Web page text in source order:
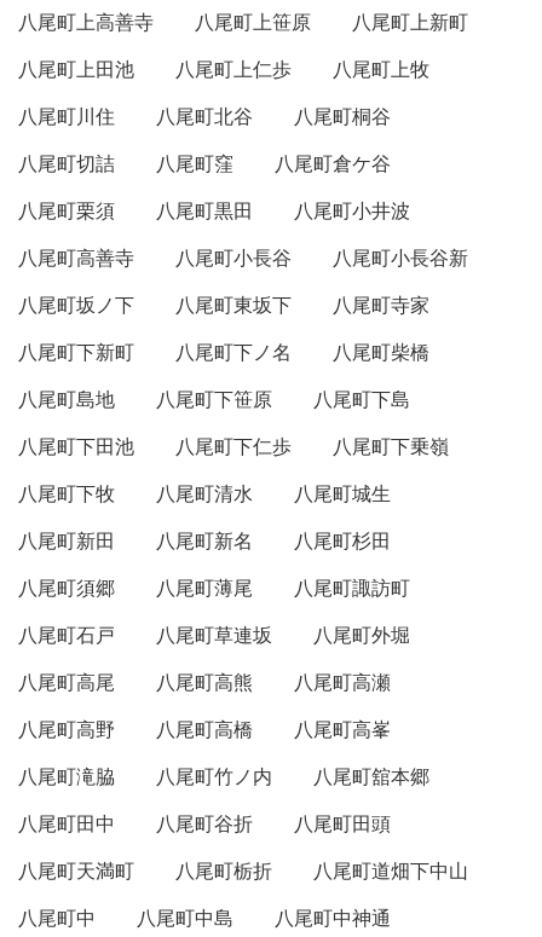
八尾町上高善寺
八尾町上笹原
八尾町上新町
八尾町上田池
八尾町上仁歩
八尾町上牧
八尾町川住
八尾町北谷
八尾町桐谷
八尾町切詰
八尾町窪
八尾町倉ケ谷
八尾町栗須
八尾町黒田
八尾町小井波
八尾町高善寺
八尾町小長谷
八尾町小長谷新
八尾町坂ノ下
八尾町東坂下
八尾町寺家
八尾町下新町
八尾町下ノ名
八尾町柴橋
八尾町島地
八尾町下笹原
八尾町下島
八尾町下田池
八尾町下仁歩
八尾町下乗嶺
八尾町下牧
八尾町清水
八尾町城生
八尾町新田
八尾町新名
八尾町杉田
八尾町須郷
八尾町薄尾
八尾町諏訪町
八尾町石戸
八尾町草連坂
八尾町外堀
八尾町高尾
八尾町高熊
八尾町高瀬
八尾町高野
八尾町高橋
八尾町高峯
八尾町滝脇
八尾町竹ノ内
八尾町舘本郷
八尾町田中
八尾町谷折
八尾町田頭
八尾町天満町
八尾町栃折
八尾町道畑下中山
八尾町中
八尾町中島
八尾町中神通